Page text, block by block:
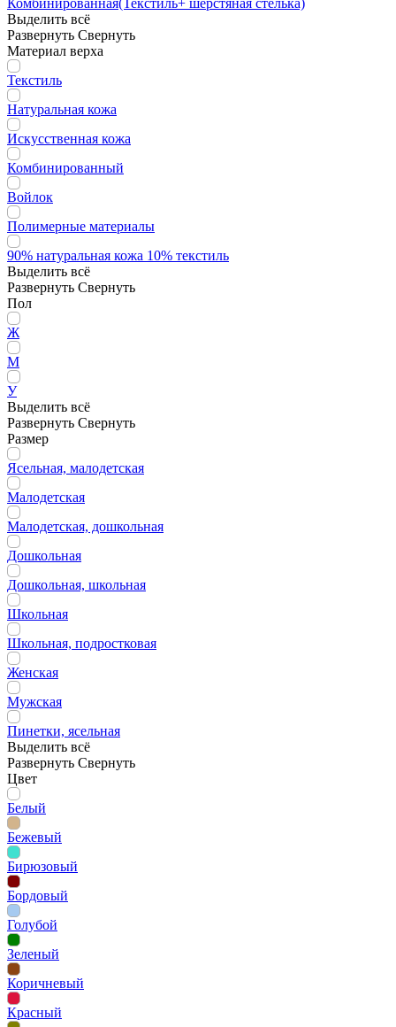
Комбинированная(Текстиль+ шерстяная стелька)
Выделить всё
Развернуть Свернуть
Материал верха
Текстиль
Натуральная кожа
Искусственная кожа
Комбинированный
Войлок
Полимерные материалы
90% натуральная кожа 10% текстиль
Выделить всё
Развернуть Свернуть
Пол
Ж
М
У
Выделить всё
Развернуть Свернуть
Размер
Ясельная, малодетская
Малодетская
Малодетская, дошкольная
Дошкольная
Дошкольная, школьная
Школьная
Школьная, подростковая
Женская
Мужская
Пинетки, ясельная
Выделить всё
Развернуть Свернуть
Цвет
Белый
Бежевый
Бирюзовый
Бордовый
Голубой
Зеленый
Коричневый
Красный